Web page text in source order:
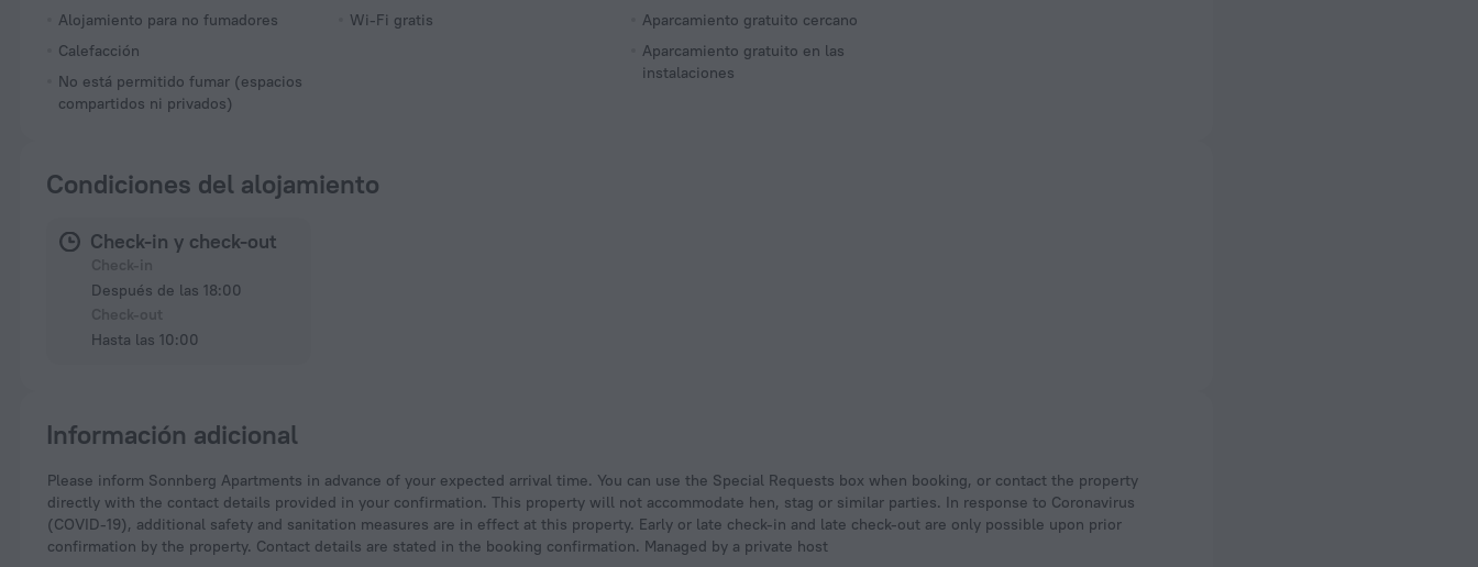
Alojamiento para no fumadores
Calefacción
No está permitido fumar (espacios
compartidos ni privados)
Wi-Fi gratis
Aparcamiento gratuito cercano
Aparcamiento gratuito en las
instalaciones
Condiciones del alojamiento
Check-in y check-out
Después de las 18:00
Hasta las 10:00
Información adicional
Please inform Sonnberg Apartments in advance of your expected arrival time. You can use the Special Requests box when booking, or contact the property
directly with the contact details provided in your confirmation. This property will not accommodate hen, stag or similar parties. In response to Coronavirus
(COVID-19), additional safety and sanitation measures are in effect at this property. Early or late check-in and late check-out are only possible upon prior
confirmation by the property. Contact details are stated in the booking confirmation. Managed by a private host